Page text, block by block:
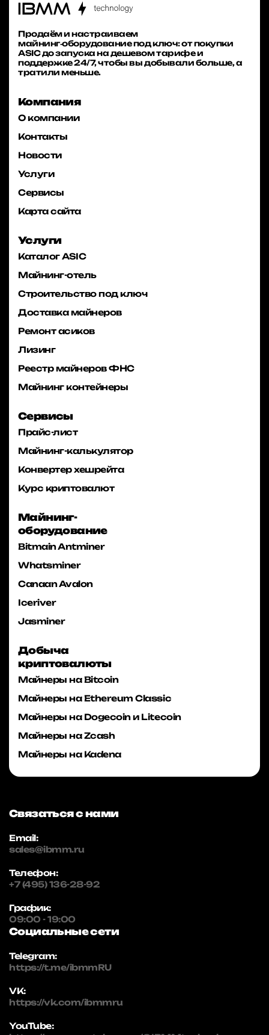
Продаём и настраиваем
майнинг‑оборудование под ключ: от покупки
ASIC до запуска на дешевом тарифе и
поддержке 24/7, чтобы вы добывали больше, а
тратили меньше.
Компания
О компании
Контакты
Новости
Услуги
Сервисы
Карта сайта
Услуги
Каталог ASIC
Майнинг-отель
Строительство под ключ
Доставка майнеров
Ремонт асиков
Лизинг
Реестр майнеров ФНС
Майнинг контейнеры
Сервисы
Прайс-лист
Майнинг-калькулятор
Конвертер хешрейта
Курс криптовалют
Майнинг-
оборудование
Bitmain Antminer
Whatsminer
Canaan Avalon
Iceriver
Jasminer
Добыча
криптовалюты
Майнеры на Bitcoin
Майнеры на Ethereum Classic
Майнеры на Dogecoin и Litecoin
Майнеры на Zcash
Майнеры на Kadena
Связаться с нами
Email:
sales@ibmm.ru
Телефон:
+7 (495) 136-28-92
График:
09:00 - 19:00
Социальные сети
Telegram:
https://t.me/ibmmRU
VK:
https://vk.com/ibmmru
YouTube: